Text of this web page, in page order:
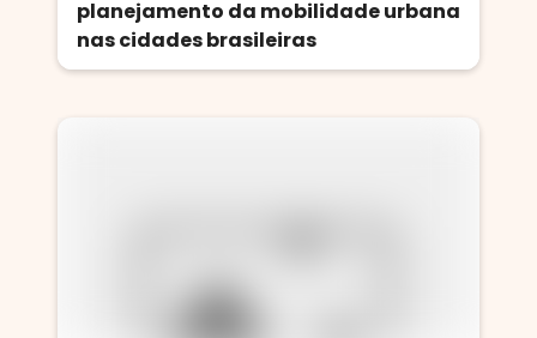
planejamento da mobilidade urbana
nas cidades brasileiras